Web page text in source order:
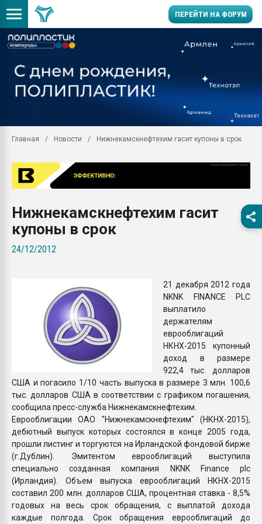
ПЕРЕЙТИ НА ФОРУМ
заводу пластмасс"
Помощь в подборе
Вакуум-формовочные
первый план в
бутылок
ПЕРЕЙТИ НА
Главная Новости Нижнекамскнефтехим гасит купоны в срок
Нижнекамскнефтехим гасит
купоны в срок
24/12/2012
21 декабря 2012 года
NKNK FINANCE PLC
выплатило
держателям
еврооблигаций
НКНХ-2015 купонный
доход в размере
922,4 тыс. долларов
США и погасило 1/10 часть выпуска в размере 3 млн. 100,6
тыс. долларов США в соответствии с графиком погашения,
сообщила пресс-служба Нижнекамскнефтехим.
Еврооблигации ОАО "Нижнекамскнефтехим" (НКНХ-2015),
дебютный выпуск которых состоялся в конце 2005 года,
прошли листинг и торгуются на Ирландской фондовой бирже
(г.Дублин). Эмитентом еврооблигаций выступила
специально созданная компания NKNK Finance plc
(Ирландия). Объем выпуска еврооблигаций НКНХ-2015
составил 200 млн. долларов США, процентная ставка - 8,5%
годовых на весь срок обращения, с выплатой дохода
каждые полгода. Срок обращения еврооблигаций до